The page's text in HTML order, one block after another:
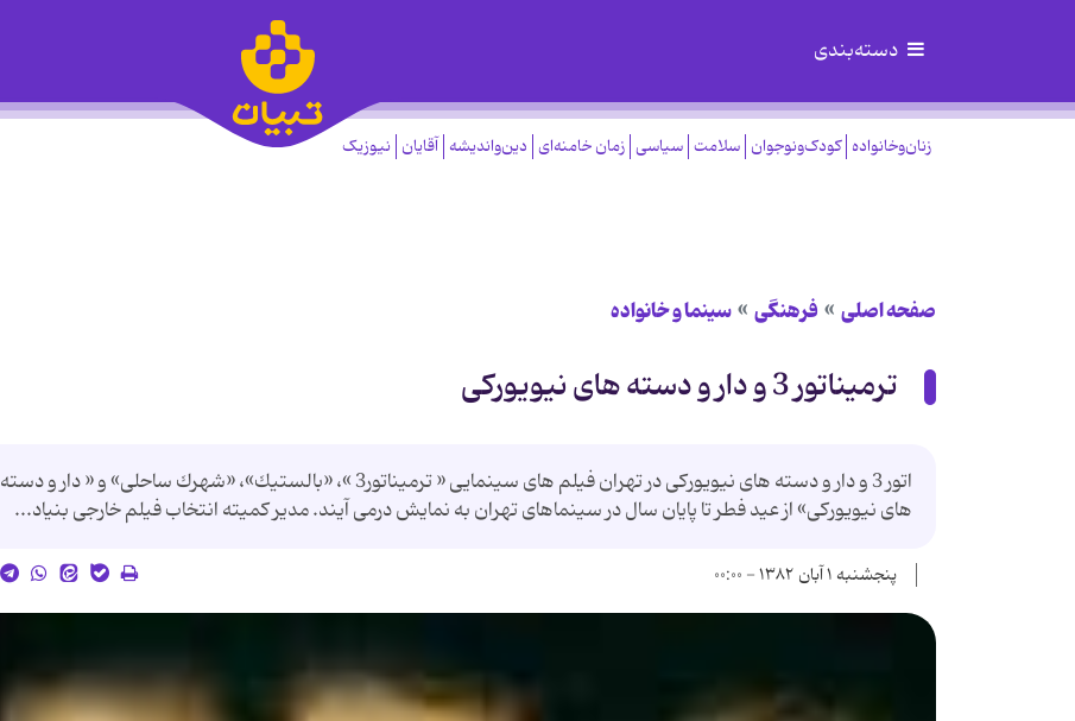
دسته‌بندی
زنان‌وخانواده کودک‌ونوجوان سلامت سیاسی زمان خامنه‌ای دین‌واندیشه آقایان نیوزیک
صفحه اصلی فرهنگی سینما و خانواده
ترمیناتور 3 و دار و دسته های نیویوركی
اتور 3 و دار و دسته های نیویوركی در تهران فیلم های سینمایی « ترمیناتور3 »، «بالستیك»، «شهرك ساحلی» و « دار و دسته
های نیویوركی» از عید فطر تا پایان سال در سینماهای تهران به نمایش درمی آیند. مدیر كمیته انتخاب فیلم خارجی بنیاد...
پنجشنبه ۱ آبان ۱۳۸۲ - ۰۰:۰۰